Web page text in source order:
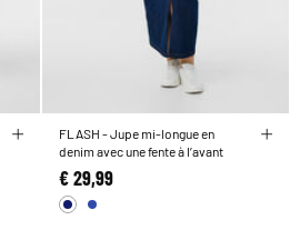
FLASH - Jupe mi-longue en
denim avec une fente à l’avant
€ 29,99